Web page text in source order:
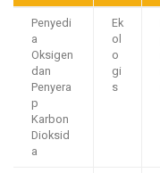
Penyedi
a
Oksigen
dan
Penyera
p
Karbon
Dioksid
a
Ek
ol
o
gi
s